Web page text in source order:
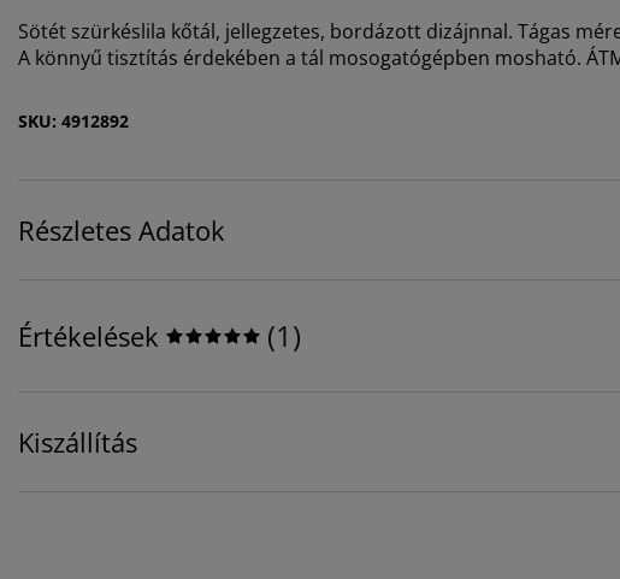
Sötét szürkéslila kőtál, jellegzetes, bordázott dizájnnal. Tágas
A könnyű tisztítás érdekében a tál mosogatógépben mosható.
SKU: 4912892
Részletes Adatok
Értékelések (1)
Kiszállítás